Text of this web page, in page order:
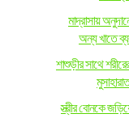
মাদ্রাসায়
অন্য খাতে
শাশুড়ীর সাথে
স্ত্রীর বোনকে